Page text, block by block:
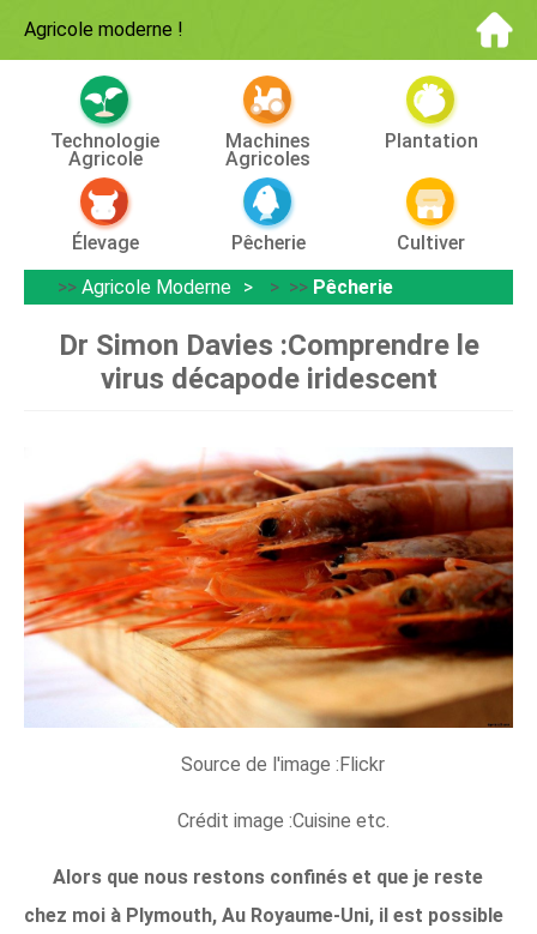
Agricole moderne !
Technologie
Agricole
Machines
Agricoles
Plantation
Élevage Pêcherie
Cultiver
>> Agricole Moderne > >> Pêcherie
Dr Simon Davies :Comprendre le
virus décapode iridescent
Source de l'image :Flickr
Crédit image :Cuisine etc.
Alors que nous restons confinés et que je reste
chez moi à Plymouth, Au Royaume-Uni, il est possible